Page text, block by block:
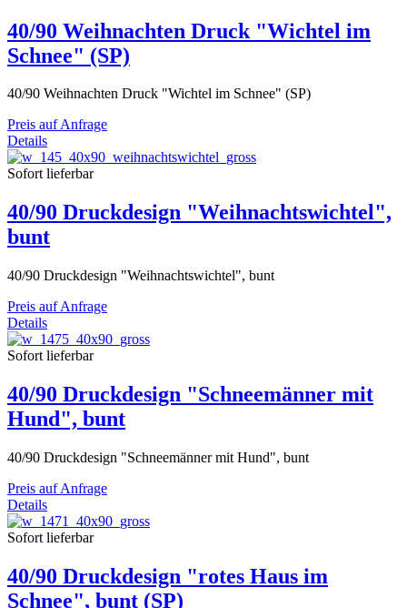
40/90 Weihnachten Druck "Wichtel im
Schnee" (SP)
40/90 Weihnachten Druck "Wichtel im Schnee" (SP)
Preis auf Anfrage
Details
Sofort lieferbar
40/90 Druckdesign "Weihnachtswichtel",
bunt
40/90 Druckdesign "Weihnachtswichtel", bunt
Preis auf Anfrage
Details
Sofort lieferbar
40/90 Druckdesign "Schneemänner mit
Hund", bunt
40/90 Druckdesign "Schneemänner mit Hund", bunt
Preis auf Anfrage
Details
Sofort lieferbar
40/90 Druckdesign "rotes Haus im
Schnee", bunt (SP)